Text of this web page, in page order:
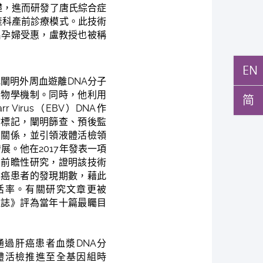
EN
简
進而研發了唐氏綜合症
產前診療模式。此技術
婦受惠，盧教授也被稱
明外周血遊離DNA分子
學機制。同時，他利用
Virus（EBV）DNA作
記，闡明篩查、預後監
係，並引領液體活檢領
。他在2017年發表一項
瞻性研究，證明該技術
患者的發現期數，藉此
率。有關研究文章更被
》評為當年十篇最矚目
過肝癌患者血漿DNA分
活檢推進至全基因組時